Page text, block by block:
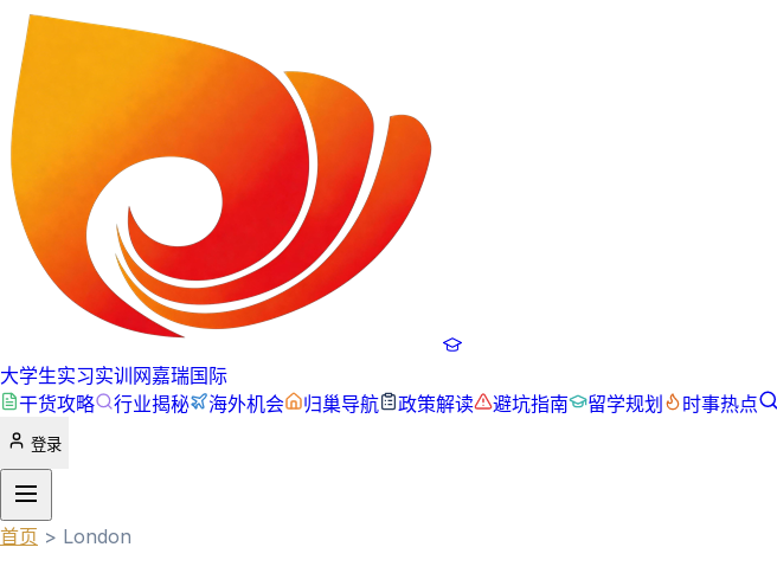
大学生实习实训网嘉瑞国际
干货攻略
行业揭秘 海外机会 归巢导航 政策解读 避坑指南 留学规划 时事热点
登录
首页 > London